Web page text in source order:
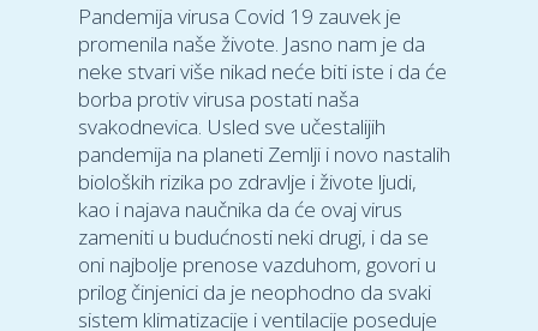
Pandemija virusa Covid 19 zauvek je
promenila naše živote. Jasno nam je da
neke stvari više nikad neće biti iste i da će
borba protiv virusa postati naša
svakodnevica. Usled sve učestalijih
pandemija na planeti Zemlji i novo nastalih
bioloških rizika po zdravlje i živote ljudi,
kao i najava naučnika da će ovaj virus
zameniti u budućnosti neki drugi, i da se
oni najbolje prenose vazduhom, govori u
prilog činjenici da je neophodno da svaki
sistem klimatizacije i ventilacije poseduje